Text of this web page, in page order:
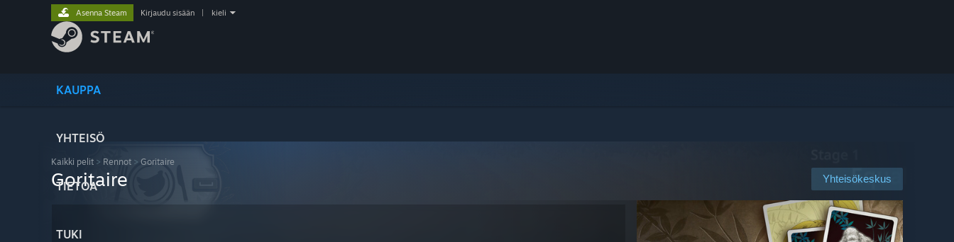
KAUPPA
YHTEISÖ
TIETOA
TUKI
Asenna Steam Kirjaudu sisään kieli
Kaikki pelit > Rennot > Goritaire
Yhteisökeskus
Goritaire